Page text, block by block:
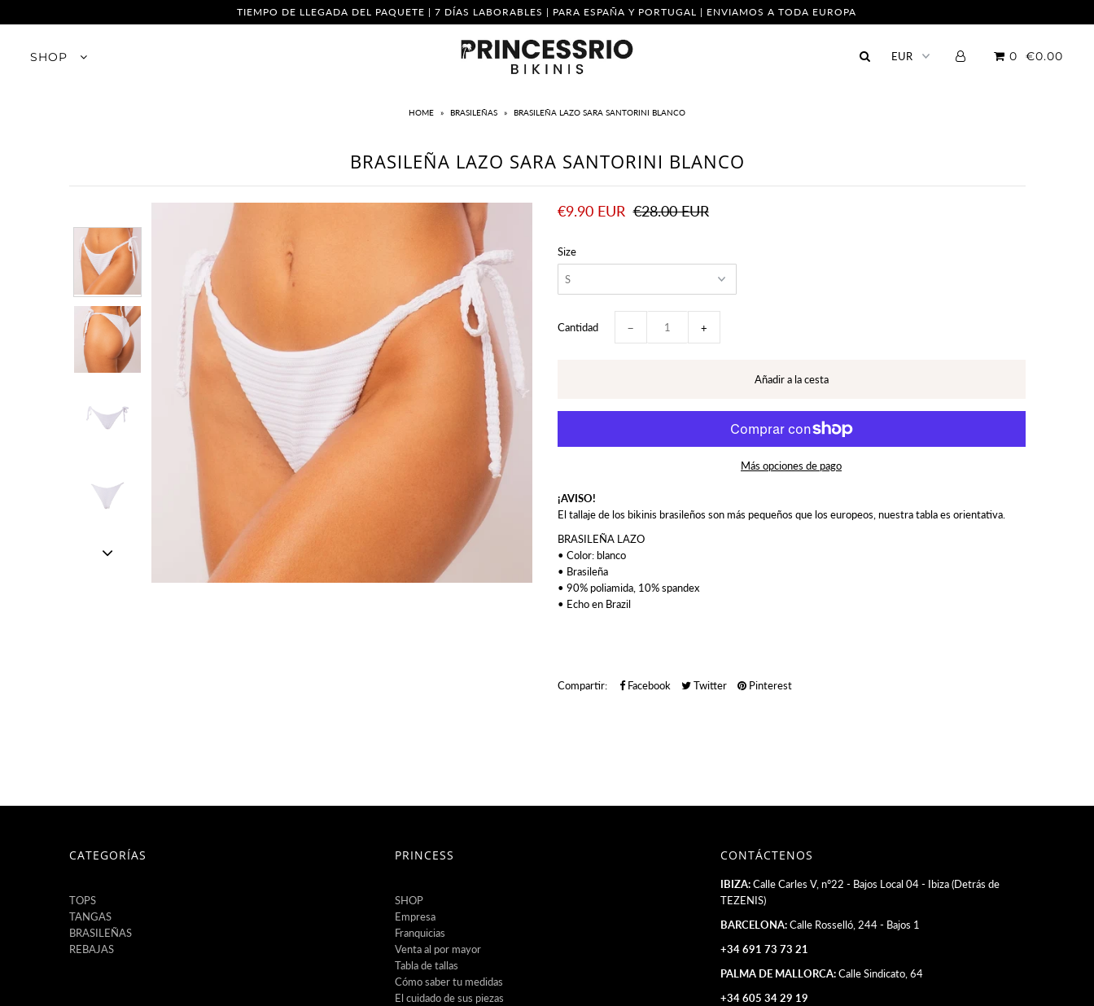
TIEMPO DE LLEGADA DEL PAQUETE | 7 DÍAS LABORABLES | PARA ESPAÑA Y PORTUGAL | ENVIAMOS A TODA EUROPA
SHOP 0 €0.00
HOME » BRASILEÑAS » BRASILEÑA LAZO SARA SANTORINI BLANCO
BRASILEÑA LAZO SARA SANTORINI BLANCO
€9.90 EUR €28.00 EUR
Size
Cantidad − +
Más opciones de pago
¡AVISO!
El tallaje de los bikinis brasileños son más pequeños que los europeos, nuestra tabla es orientativa.
BRASILEÑA LAZO
• Color: blanco
• Brasileña
• 90% poliamida, 10% spandex
• Echo en Brazil
Compartir: Facebook Twitter Pinterest
CATEGORÍAS
TOPS
TANGAS
BRASILEÑAS
REBAJAS
PRINCESS
SHOP
Empresa
Franquicias
Venta al por mayor
Tabla de tallas
Cómo saber tu medidas
El cuidado de sus piezas
CONTÁCTENOS
IBIZA:Calle Carles V, nº22 - Bajos Local 04 - Ibiza (Detrás de
TEZENIS)
BARCELONA:Calle Rosselló, 244 - Bajos 1
+34 691 73 73 21
PALMA DE MALLORCA:Calle Sindicato, 64
+34 605 34 29 19
Cómo saber tu medidas
El cuidado de sus piezas
Cambios y Devoluciones
Política de Privacidad